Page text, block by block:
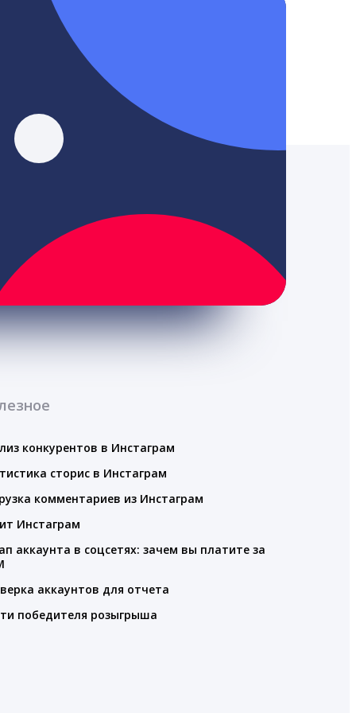
конкурентов в Инстаграм
сторис в Инстаграм
комментариев из Инстаграм
Инстаграм
аккаунта в соцсетях: зачем вы платите за
аккаунтов для отчета
победителя розыгрыша